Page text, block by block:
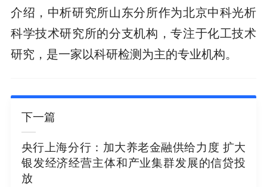
介绍，中析研究所山东分所作为北京中科光析
科学技术研究所的分支机构，专注于化工技术
研究，是一家以科研检测为主的专业机构。
下一篇
央行上海分行：加大养老金融供给力度 扩大
银发经济经营主体和产业集群发展的信贷投
放